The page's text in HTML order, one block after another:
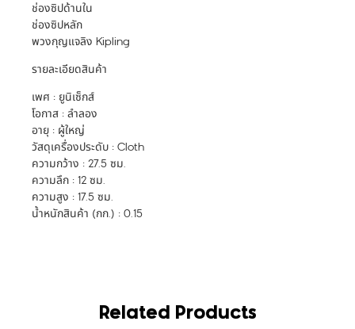
ช่องซิปด้านใน
ช่องซิปหลัก
พวงกุญแจลิง Kipling
รายละเอียดสินค้า
เพศ : ยูนิเซ็กส์
โอกาส : ลำลอง
อายุ : ผู้ใหญ่
วัสดุเครื่องประดับ : Cloth
ความกว้าง : 27.5 ซม.
ความลึก : 12 ซม.
ความสูง : 17.5 ซม.
น้ำหนักสินค้า (กก.) : 0.15
Related Products